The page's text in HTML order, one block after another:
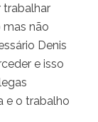
trabalhar
não
Denis
e isso
e o trabalho